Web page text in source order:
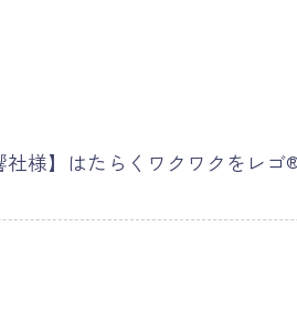
様】はたらくワクワクをレ